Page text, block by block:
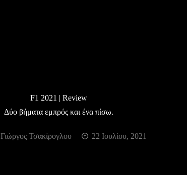
F1 2021 | Review
Δύο βήματα εμπρός και ένα πίσω.
Γιώργος Τσακίρογλου 22 Ιουλίου, 2021